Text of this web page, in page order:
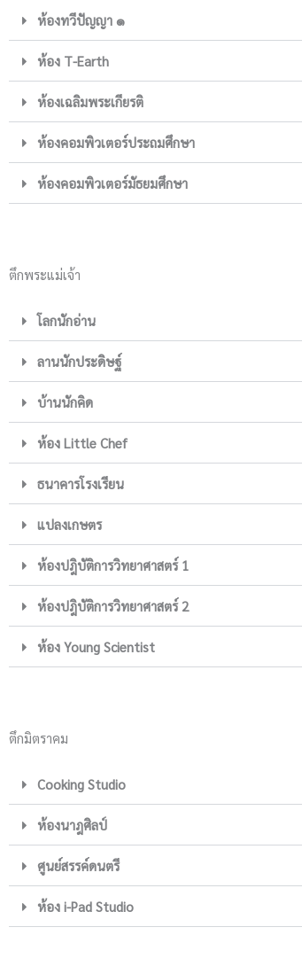
ห้องทวีปัญญา ๑
ห้อง T-Earth
ห้องเฉลิมพระเกียรติ
ห้องคอมพิวเตอร์ประถมศึกษา
ห้องคอมพิวเตอร์มัธยมศึกษา
ตึกพระแม่เจ้า
โลกนักอ่าน
ลานนักประดิษฐ์
บ้านนักคิด
ห้อง Little Chef
ธนาคารโรงเรียน
แปลงเกษตร
ห้องปฎิบัติการวิทยาศาสตร์ 1
ห้องปฎิบัติการวิทยาศาสตร์ 2
ห้อง Young Scientist
ตึกมิตราคม
Cooking Studio
ห้องนาฎศิลป์
ศูนย์สรรค์ดนตรี
ห้อง i-Pad Studio